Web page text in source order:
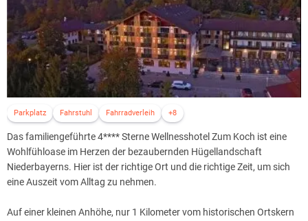
Parkplatz Fahrstuhl Fahrradverleih +8
Das familiengeführte 4**** Sterne Wellnesshotel Zum Koch ist eine
Wohlfühloase im Herzen der bezaubernden Hügellandschaft
Niederbayerns. Hier ist der richtige Ort und die richtige Zeit, um sich
eine Auszeit vom Alltag zu nehmen.
Auf einer kleinen Anhöhe, nur 1 Kilometer vom historischen Ortskern